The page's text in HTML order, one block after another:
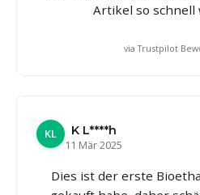
Artikel so schnell
via Trustpilot
KL
K L****h
11 Mär 2025
Dies ist der erste